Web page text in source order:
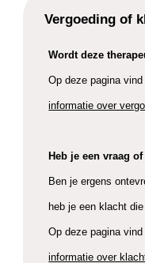
Vergoeding of
Wordt deze
Op deze pagina
informatie over
Heb je een vraag
Ben je ergens
heb je een klacht
Op deze pagina
informatie over